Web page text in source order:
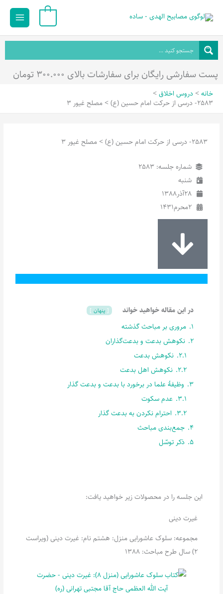
محتوا
Main
پست سفارشی رایگان برای سفارشات بالای ۳۰۰.۰۰۰ تومان
خانه
دروس اخلاق
2583- درسی از حرکت امام حسین (ع) > مصلح غیور 3
2583- درسی از حرکت امام حسین (ع) > مصلح غیور 3
شماره جلسه: 2583
شنبه
28آذر1388
2محرم1431
در این مقاله خواهید خواند پنهان
1. مروری بر مباحث گذشته
2. نکوهش بدعت و بدعت‌گذاران
2.1. نکوهش بدعت‌
2.2. نکوهش اهل بدعت‌
3. وظیفۀ علما در برخورد با بدعت و بدعت گذار
3.1. عدم سکوت
3.2. احترام نکردن به بدعت گذار
4. جمع‌بندی مباحث
5. ذکر توسّل
این جلسه را در محصولات زیر خواهید یافت:
غیرت دینی
مجموعه: سلوک عاشورایی منزل: هشتم نام: غیرت دینی (ویراست
2) سال طرح مباحث: 1388